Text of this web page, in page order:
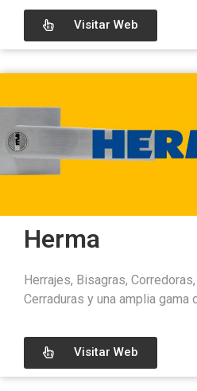
Visitar Web
Herma
Herrajes, Bisagras,
Cerraduras y una amplia gama
Visitar Web